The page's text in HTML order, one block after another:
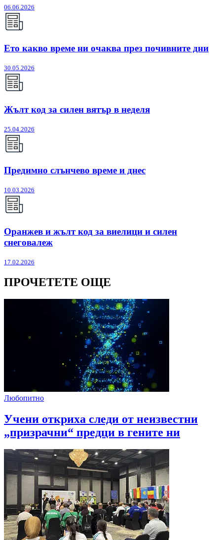
06.06.2026
Ето какво време ни очаква през почивните дни
30.05.2026
Жълт код за силен вятър в неделя
25.04.2026
Предимно слънчево време и днес
10.03.2026
Оранжев и жълт код за виелици и силен
снеговалеж
17.02.2026
ПРОЧЕТЕТЕ ОЩЕ
Любопитно
Учени откриха следи от неизвестни
„призрачни“ предци в гените ни